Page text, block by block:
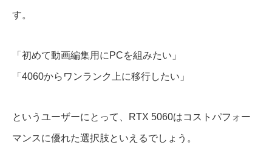
す。
「初めて動画編集用にPCを組みたい」
「4060からワンランク上に移行したい」
というユーザーにとって、RTX 5060はコストパフォー
マンスに優れた選択肢といえるでしょう。